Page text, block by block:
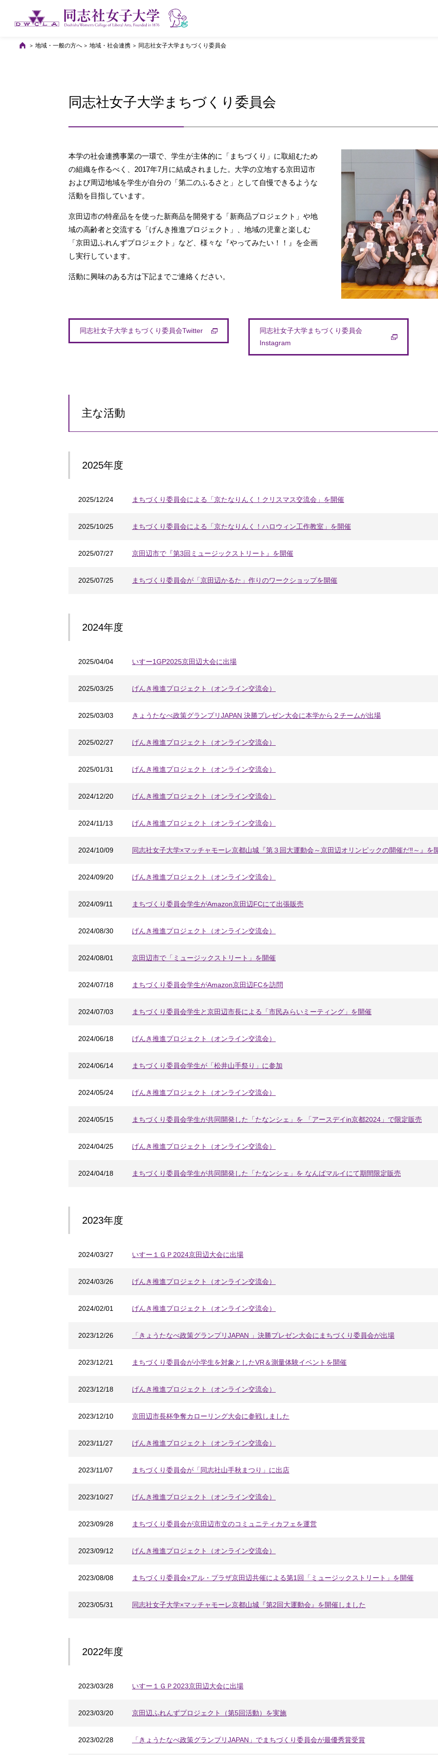
地域・一般の方へ 地域・社会連携 同志社女子大学まちづくり委員会
同志社女子大学まちづくり委員会
本学の社会連携事業の一環で、学生が主体的に「まちづくり」に取組むため
の組織を作るべく、2017年7月に結成されました。大学の立地する京田辺市
および周辺地域を学生が自分の「第二のふるさと」として自慢できるような
活動を目指しています。
京田辺市の特産品をを使った新商品を開発する「新商品プロジェクト」や地
域の高齢者と交流する「げんき推進プロジェクト」、地域の児童と楽しむ
「京田辺ふれんずプロジェクト」など、様々な『やってみたい！！』を企画
し実行しています。
活動に興味のある方は下記までご連絡ください。
同志社女子大学まちづくり委員会Twitter
同志社女子大学まちづくり委員会
Instagram
主な活動
2025年度
2025/12/24 まちづくり委員会による「京たなりんく！クリスマス交流会」を開催
2025/10/25 まちづくり委員会による「京たなりんく！ハロウィン工作教室」を開催
2025/07/27 京田辺市で『第3回ミュージックストリート』を開催
2025/07/25 まちづくり委員会が「京田辺かるた」作りのワークショップを開催
2024年度
2025/04/04 いすー1GP2025京田辺大会に出場
2025/03/25 げんき推進プロジェクト（オンライン交流会）
2025/03/03 きょうたなべ政策グランプリJAPAN 決勝プレゼン大会に本学から２チームが出場
2025/02/27 げんき推進プロジェクト（オンライン交流会）
2025/01/31 げんき推進プロジェクト（オンライン交流会）
2024/12/20 げんき推進プロジェクト（オンライン交流会）
2024/11/13 げんき推進プロジェクト（オンライン交流会）
2024/10/09 同志社女子大学×マッチャモーレ京都山城『第３回大運動会～京田辺オリンピックの開催だ‼～』を
2024/09/20 げんき推進プロジェクト（オンライン交流会）
2024/09/11 まちづくり委員会学生がAmazon京田辺FCにて出張販売
2024/08/30 げんき推進プロジェクト（オンライン交流会）
2024/08/01 京田辺市で「ミュージックストリート」を開催
2024/07/18 まちづくり委員会学生がAmazon京田辺FCを訪問
2024/07/03 まちづくり委員会学生と京田辺市長による「市民みらいミーティング」を開催
2024/06/18 げんき推進プロジェクト（オンライン交流会）
2024/06/14 まちづくり委員会学生が「松井山手祭り」に参加
2024/05/24 げんき推進プロジェクト（オンライン交流会）
2024/05/15 まちづくり委員会学生が共同開発した「たなンシェ」を 「アースデイin京都2024」で限定販売
2024/04/25 げんき推進プロジェクト（オンライン交流会）
2024/04/18 まちづくり委員会学生が共同開発した「たなンシェ」を なんばマルイにて期間限定販売
2023年度
2024/03/27 いすー１ＧＰ2024京田辺大会に出場
2024/03/26 げんき推進プロジェクト（オンライン交流会）
2024/02/01 げんき推進プロジェクト（オンライン交流会）
2023/12/26 「きょうたなべ政策グランプリJAPAN 」決勝プレゼン大会にまちづくり委員会が出場
2023/12/21 まちづくり委員会が小学生を対象としたVR＆測量体験イベントを開催
2023/12/18 げんき推進プロジェクト（オンライン交流会）
2023/12/10 京田辺市長杯争奪カローリング大会に参戦しました
2023/11/27 げんき推進プロジェクト（オンライン交流会）
2023/11/07 まちづくり委員会が「同志社山手秋まつり」に出店
2023/10/27 げんき推進プロジェクト（オンライン交流会）
2023/09/28 まちづくり委員会が京田辺市立のコミュニティカフェを運営
2023/09/12 げんき推進プロジェクト（オンライン交流会）
2023/08/08 まちづくり委員会×アル・プラザ京田辺共催による第1回「ミュージックストリート」を開催
2023/05/31 同志社女子大学×マッチャモーレ京都山城『第2回大運動会』を開催しました
2022年度
2023/03/28 いすー１ＧＰ2023京田辺大会に出場
2023/03/20 京田辺ふれんずプロジェクト（第5回活動）を実施
2023/02/28 「きょうたなべ政策グランプリJAPAN」でまちづくり委員会が最優秀賞受賞